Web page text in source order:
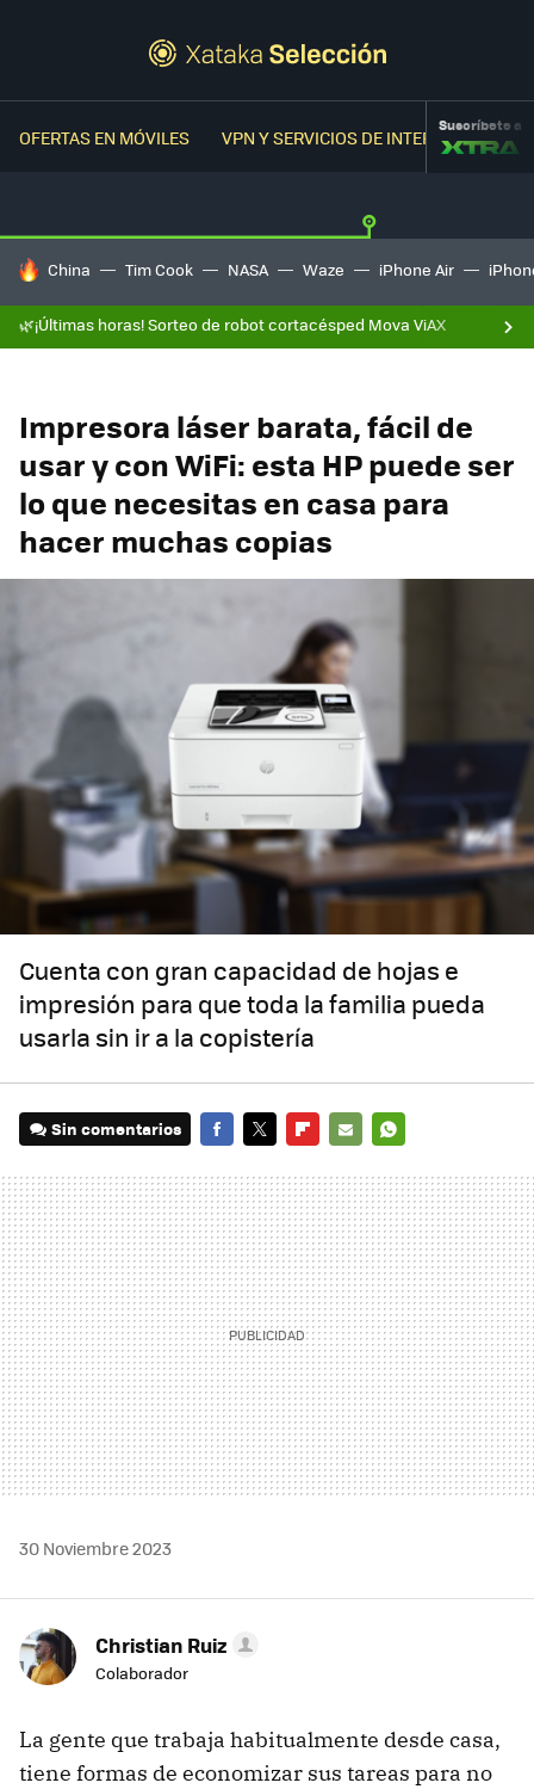
OFERTAS EN MÓVILES VPN Y SERVICIOS DE INTERNETSuscríbete a
HOY SE HABLA DE
China Tim Cook NASA Waze iPhone Air
🌿¡Últimas horas! Sorteo de robot cortacésped Mova ViAX
Impresora láser barata, fácil de
usar y con WiFi: esta HP puede ser
lo que necesitas en casa para
hacer muchas copias
Cuenta con gran capacidad de hojas e
impresión para que toda la familia pueda
usarla sin ir a la copistería
Sin comentarios
MAIL
30 Noviembre 2023
Christian Ruiz
Colaborador
La gente que trabaja habitualmente desde casa,
tiene formas de economizar sus tareas para no